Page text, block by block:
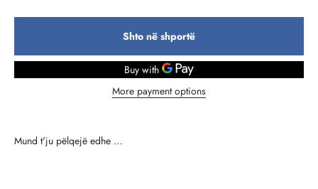
Shto në shportë
More payment options